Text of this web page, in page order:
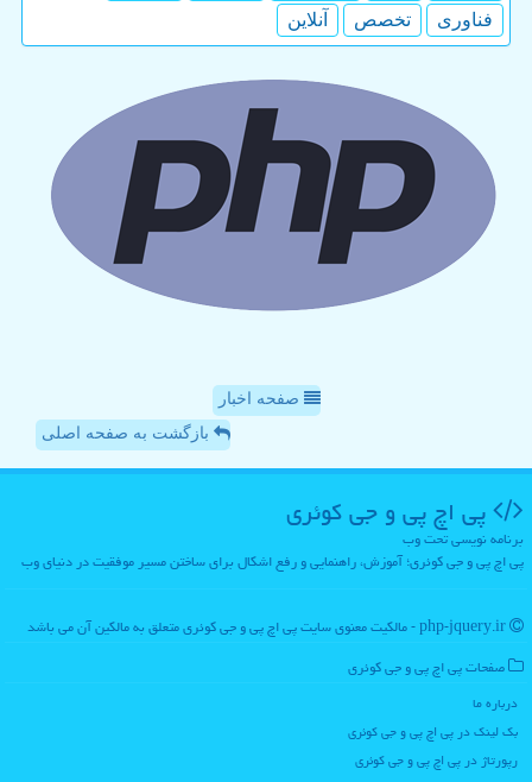
فناوری
تخصص آنلاین
صفحه اخبار
بازگشت به صفحه اصلی
پی اچ پی و جی كوئری
برنامه نویسی تحت وب
پی اچ پی و جی کوئری؛ آموزش، راهنمایی و رفع اشکال برای ساختن مسیر موفقیت در دنیای وب
صفحات پی اچ پی و جی كوئری
درباره ما
بک لینک در پی اچ پی و جی كوئری
رپورتاژ در پی اچ پی و جی كوئری